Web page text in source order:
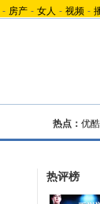
- 房产 - 女人 - 视频 -
热点： 优
热评榜